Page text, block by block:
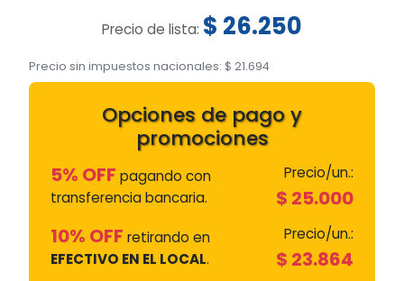
Precio de lista: $ 26.250
Precio sin impuestos nacionales: $ 21.694
Opciones de pago y
promociones
5% OFF pagando con
transferencia bancaria.
Precio/un.:
$ 25.000
10% OFF retirando en
EFECTIVO EN EL LOCAL.
Precio/un.:
$ 23.864